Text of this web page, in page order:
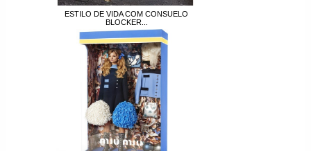
ESTILO DE VIDA COM CONSUELO
BLOCKER...